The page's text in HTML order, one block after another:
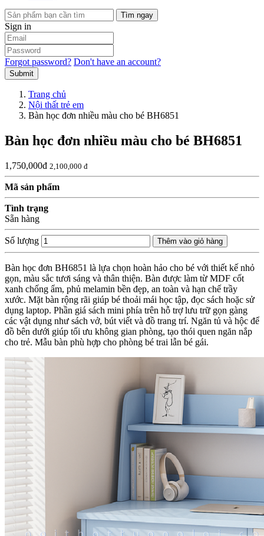
Tìm ngay
Sign in
Forgot password? Don't have an account?
Submit
Trang chủ
Nội thất trẻ em
Bàn học đơn nhiều màu cho bé BH6851
Bàn học đơn nhiều màu cho bé BH6851
1,750,000đ 2,100,000 đ
Mã sản phẩm
Tình trạng
Sẵn hàng
Số lượng Thêm vào giỏ hàng
Bàn học đơn BH6851 là lựa chọn hoàn hảo cho bé với thiết kế nhỏ
gọn, màu sắc tươi sáng và thân thiện. Bàn được làm từ MDF cốt
xanh chống ẩm, phủ melamin bền đẹp, an toàn và hạn chế trầy
xước. Mặt bàn rộng rãi giúp bé thoải mái học tập, đọc sách hoặc sử
dụng laptop. Phần giá sách mini phía trên hỗ trợ lưu trữ gọn gàng
các vật dụng như sách vở, bút viết và đồ trang trí. Ngăn tủ và hộc để
đồ bên dưới giúp tối ưu không gian phòng, tạo thói quen ngăn nắp
cho trẻ. Mẫu bàn phù hợp cho phòng bé trai lẫn bé gái.